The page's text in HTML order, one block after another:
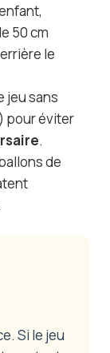
50 cm
le
jeu sans
pour éviter
.
de
Si le jeu